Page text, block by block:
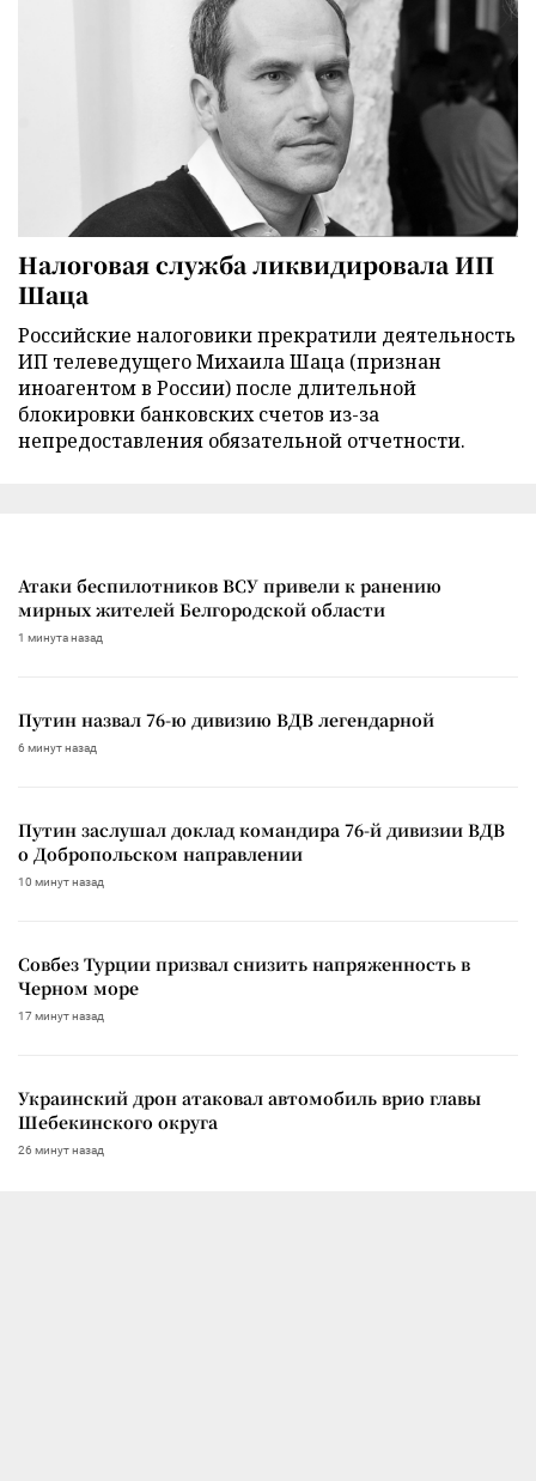
Налоговая служба ликвидировала ИП
Шаца
Российские налоговики прекратили деятельность
ИП телеведущего Михаила Шаца (признан
иноагентом в России) после длительной
блокировки банковских счетов из-за
непредоставления обязательной отчетности.
Атаки беспилотников ВСУ привели к ранению
мирных жителей Белгородской области
1 минута назад
Путин назвал 76-ю дивизию ВДВ легендарной
6 минут назад
Путин заслушал доклад командира 76-й дивизии ВДВ
о Добропольском направлении
10 минут назад
Совбез Турции призвал снизить напряженность в
Черном море
17 минут назад
Украинский дрон атаковал автомобиль врио главы
Шебекинского округа
26 минут назад